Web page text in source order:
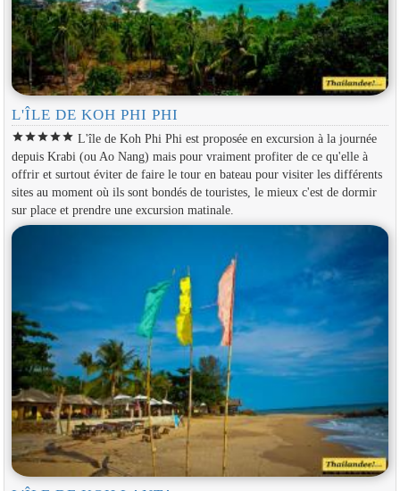
L'ÎLE DE KOH PHI PHI
starstarstarstarstar L'île de Koh Phi Phi est proposée en excursion à la journée
depuis Krabi (ou Ao Nang) mais pour vraiment profiter de ce qu'elle à
offrir et surtout éviter de faire le tour en bateau pour visiter les différents
sites au moment où ils sont bondés de touristes, le mieux c'est de dormir
sur place et prendre une excursion matinale.